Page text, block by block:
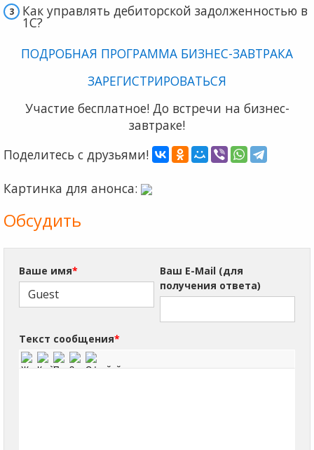
Как управлять дебиторской задолженностью в
1С?
ПОДРОБНАЯ ПРОГРАММА БИЗНЕС-ЗАВТРАКА
ЗАРЕГИСТРИРОВАТЬСЯ
Участие бесплатное! До встречи на бизнес-
завтраке!
Поделитесь с друзьями!
Картинка для анонса:
Обсудить
Ваше имя*
Ваш E-Mail (для
получения ответа)
Текст сообщения*